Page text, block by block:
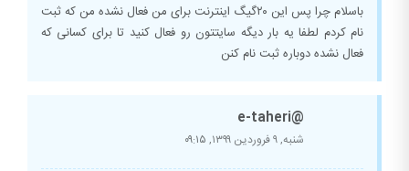
باسلام چرا پس این ۲۰گیگ اینترنت برای من فعال نشده من که ثبت
نام کردم لطفا یه بار دیگه سایتتون رو فعال کنید تا برای کسانی که
فعال نشده دوباره ثبت نام کنن
@e-taheri
شنبه, ۹ فروردین ۱۳۹۹, ۰۹:۱۵